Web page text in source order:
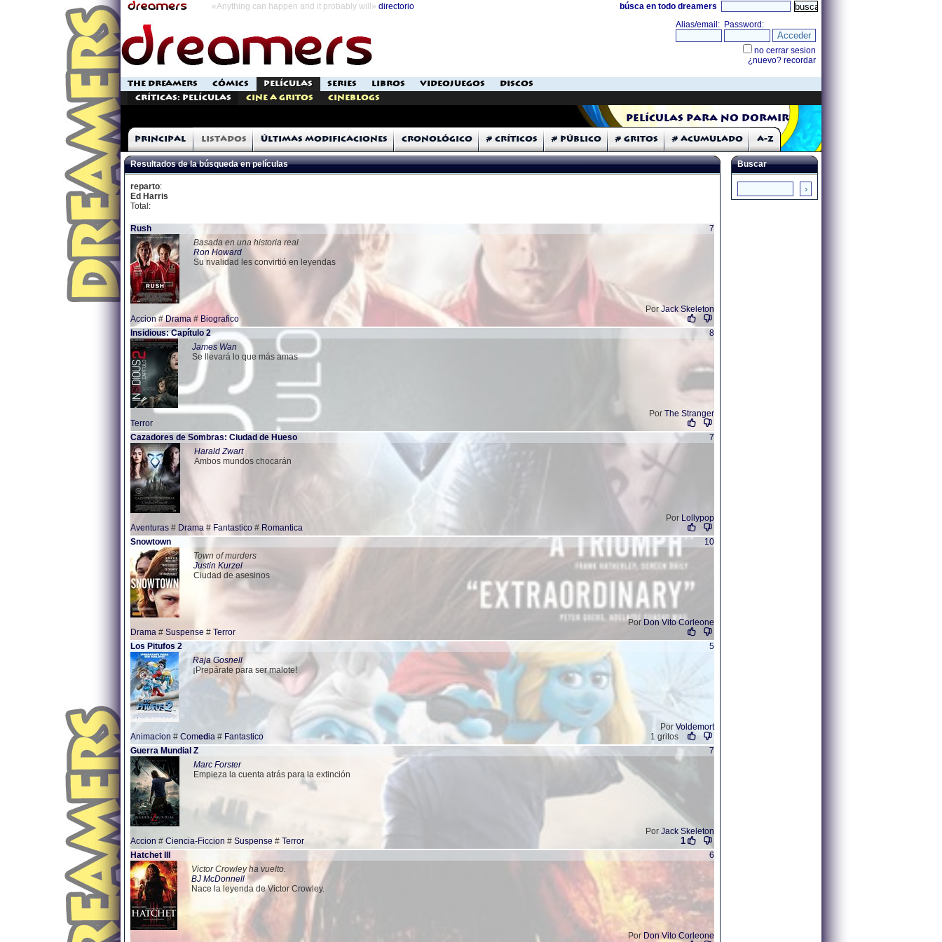
«Anything can happen and it probably will» directorio búsca en todo dreamers
THE DREAMERS CÓMICS PELÍCULAS SERIES LIBROS VIDEOJUEGOS
DISCOS
Críticas: Películas
Cine a Gritos Cineblogs
Películas para no dormir
Principal Listados Últimas modificaciones Cronológico # Críticos # Público # Gritos # Acumulado A-Z
Resultados de la búsqueda en películas
reparto:
Ed Harris
Total:
Rush
7
Basada en una historia real
Ron Howard
Su rivalidad les convirtió en leyendas
Por Jack Skeleton
Accion #Drama # Biografico
Insidious: Capítulo 2
8
James Wan
Se llevará lo que más amas
Por The Stranger
Terror
Cazadores de Sombras: Ciudad de Hueso
7
Harald Zwart
Ambos mundos chocarán
Por Lollypop
Aventuras # Drama # Fantastico # Romantica
Snowtown
10
Town of murders
Justin Kurzel
Ciudad de asesinos
Por Don Vito Corleone
Drama # Suspense # Terror
Los Pitufos 2
5
Raja Gosnell
¡Prepárate para ser malote!
Por Voldemort
Animacion # Comedia # Fantastico
1 gritos
Guerra Mundial Z
7
Marc Forster
Empieza la cuenta atrás para la extinción
Por Jack Skeleton
Accion # Ciencia-Ficcion # Suspense # Terror 1
Hatchet III
6
Victor Crowley ha vuelto.
BJ McDonnell
Nace la leyenda de Victor Crowley.
Por Don Vito Corleone
Buscar